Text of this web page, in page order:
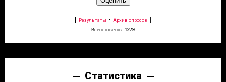
[ Результаты · Архив опросов ]
Всего ответов: 1279
Статистика